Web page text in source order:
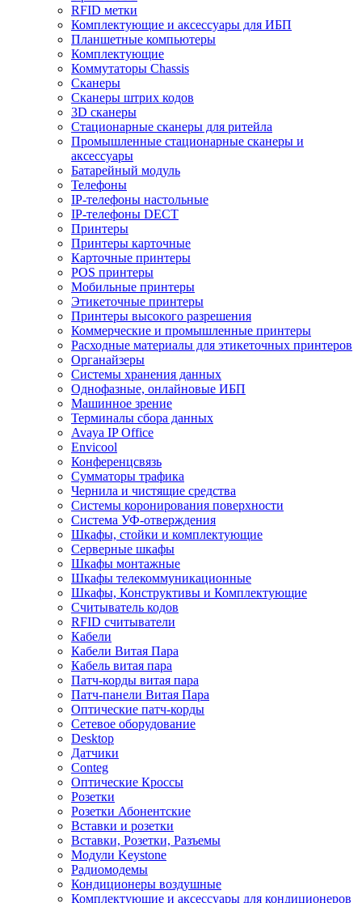
RFID метки
Комплектующие и аксессуары для ИБП
Планшетные компьютеры
Комплектующие
Коммутаторы Chassis
Сканеры
Сканеры штрих кодов
3D сканеры
Стационарные сканеры для ритейла
Промышленные стационарные сканеры и
аксессуары
Батарейный модуль
Телефоны
IP-телефоны настольные
IP-телефоны DECT
Принтеры
Принтеры карточные
Карточные принтеры
POS принтеры
Мобильные принтеры
Этикеточные принтеры
Принтеры высокого разрешения
Коммерческие и промышленные принтеры
Расходные материалы для этикеточных принтеров
Органайзеры
Системы хранения данных
Однофазные, онлайновые ИБП
Машинное зрение
Терминалы сбора данных
Avaya IP Office
Envicool
Конференцсвязь
Сумматоры трафика
Чернила и чистящие средства
Системы коронирования поверхности
Cистема УФ-отверждения
Шкафы, стойки и комплектующие
Серверные шкафы
Шкафы монтажные
Шкафы телекоммуникационные
Шкафы, Конструктивы и Комплектующие
Считыватель кодов
RFID считыватели
Кабели
Кабели Витая Пара
Кабель витая пара
Патч-корды витая пара
Патч-панели Витая Пара
Оптические патч-корды
Сетевое оборудование
Desktop
Датчики
Conteg
Оптические Кроссы
Розетки
Розетки Абонентские
Вставки и розетки
Вставки, Розетки, Разъемы
Модули Keystone
Радиомодемы
Кондиционеры воздушные
Комплектующие и аксессуары для кондиционеров